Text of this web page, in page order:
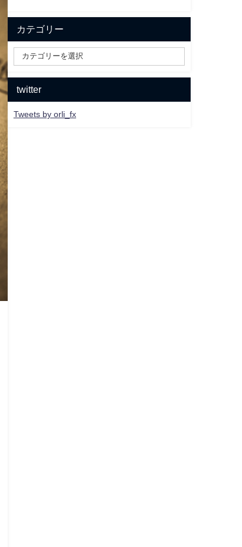
カテゴリー
twitter
Tweets by orli_fx